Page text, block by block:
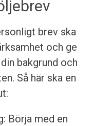
brev ska
och ge
bakgrund och
Så här ska en
Börja med en